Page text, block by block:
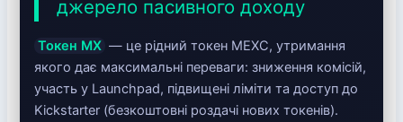
джерело пасивного доходу
Токен MX — це рідний токен MEXC, утримання
якого дає максимальні переваги: зниження комісій,
участь у Launchpad, підвищені ліміти та доступ до
Kickstarter (безкоштовні роздачі нових токенів).